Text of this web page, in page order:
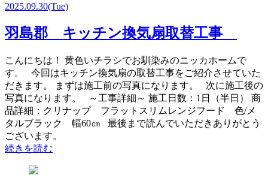
2025.09.30(Tue)
羽島郡 キッチン換気扇取替工事
こんにちは！ 黄色いチラシでお馴染みのニッカホームで
す。 今回はキッチン換気扇の取替工事をご紹介させていた
だきます。 まずは施工前の写真になります。 次に施工後の
写真になります。 ～工事詳細～ 施工日数：1日（半日） 商
品詳細：クリナップ フラットスリムレンジフード 色/メ
タルブラック 幅60㎝ 最後まで読んでいただきありがとう
ございます。
続きを読む